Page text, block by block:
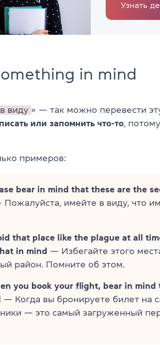
Узнать
in mind
виду » — так можно перевести
или запомнить что-то,
примеров:
bear in mind that these are the
Пожалуйста, имейте в виду, что
that place like the plague at all
in mind — Избегайте этого
район. Помните об этом.
you book your flight, bear in
— Когда вы бронируете билет на
— это самый загруженный